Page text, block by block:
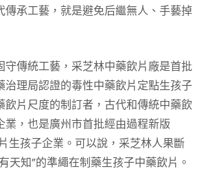
傳承工藝，就是避免后繼無人、手藝掉
守傳統工藝，采芝林中藥飲片廠是首批
治理局認證的毒性中藥飲片定點生孩子
飲片尺度的制訂者，古代和傳統中藥飲
業，也是廣州市首批經由過程新版
生孩子企業。可以說，采芝林人果斷
天知”的準繩在制藥生孩子中藥飲片。